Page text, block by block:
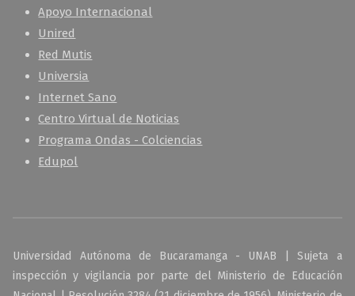
Apoyo Internacional
Unired
Red Mutis
Universia
Internet Sano
Centro Virtual de Noticias
Programa Ondas - Colciencias
Edupol
Universidad Autónoma de Bucaramanga - UNAB | Sujeta a
inspección y vigilancia por parte del Ministerio de Educación